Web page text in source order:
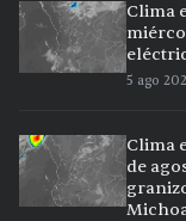
Clima
5 ago
Clima
de